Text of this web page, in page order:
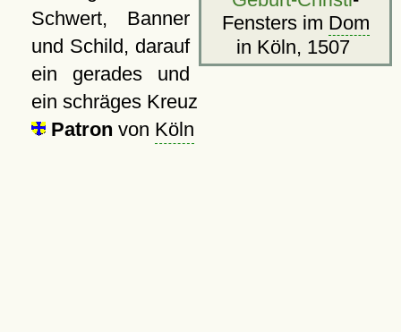
Fensters im Dom
in Köln, 1507
Schwert, Banner
und Schild, darauf
ein gerades und
ein schräges Kreuz
Patron von Köln